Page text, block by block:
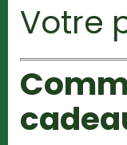
Votre